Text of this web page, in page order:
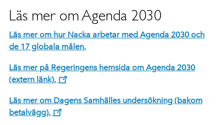
Läs mer om Agenda 2030
Läs mer om hur Nacka arbetar med Agenda 2030 och
de 17 globala målen.
Läs mer på Regeringens hemsida om Agenda 2030
(extern länk).
Läs mer om Dagens Samhälles undersökning (bakom
betalvägg).